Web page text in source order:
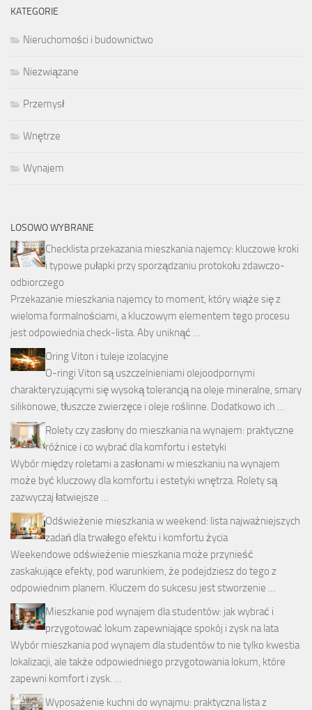
KATEGORIE
Nieruchomości i budownictwo
Niezwiązane
Przemysł
Wnętrze
Wynajem
LOSOWO WYBRANE
Checklista przekazania mieszkania najemcy: kluczowe kroki
i typowe pułapki przy sporządzaniu protokołu zdawczo-
odbiorczego
Przekazanie mieszkania najemcy to moment, który wiąże się z
wieloma formalnościami, a kluczowym elementem tego procesu
jest odpowiednia check-lista. Aby uniknąć …
Oring Viton i tuleje izolacyjne
O-ringi Viton są uszczelnieniami olejoodpornymi
charakteryzującymi się wysoką tolerancją na oleje mineralne, smary
silikonowe, tłuszcze zwierzęce i oleje roślinne. Dodatkowo ich …
Rolety czy zasłony do mieszkania na wynajem: praktyczne
różnice i co wybrać dla komfortu i estetyki
Wybór między roletami a zasłonami w mieszkaniu na wynajem
może być kluczowy dla komfortu i estetyki wnętrza. Rolety są
zazwyczaj łatwiejsze …
Odświeżenie mieszkania w weekend: lista najważniejszych
zadań dla trwałego efektu i komfortu życia
Weekendowe odświeżenie mieszkania może przynieść
zaskakujące efekty, pod warunkiem, że podejdziesz do tego z
odpowiednim planem. Kluczem do sukcesu jest stworzenie …
Mieszkanie pod wynajem dla studentów: jak wybrać i
przygotować lokum zapewniające spokój i zysk na lata
Wybór mieszkania pod wynajem dla studentów to nie tylko kwestia
lokalizacji, ale także odpowiedniego przygotowania lokum, które
zapewni komfort i zysk. …
Wyposażenie kuchni do wynajmu: praktyczna lista z